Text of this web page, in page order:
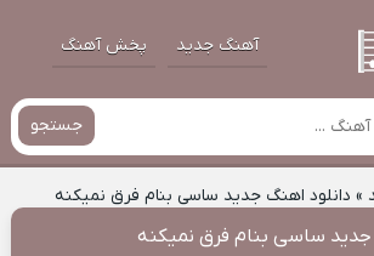
آهنگ جدید پخش آهنگ
جستجو
» دانلود اهنگ جدید ساسی بنام فرق نمیکنه
جدید ساسی بنام فرق نمیکنه